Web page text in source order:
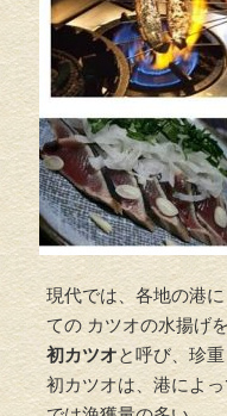
現代では、各地の港に
ての カツオの水揚げを
初カツオと呼び、珍重
初カツオは、港によ